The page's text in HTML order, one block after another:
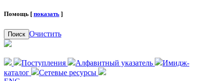
Помощь [ показать ]
Поиск Очистить
Поступления Алфавитный указатель
Имидж-
каталог
Сетевые ресурсы